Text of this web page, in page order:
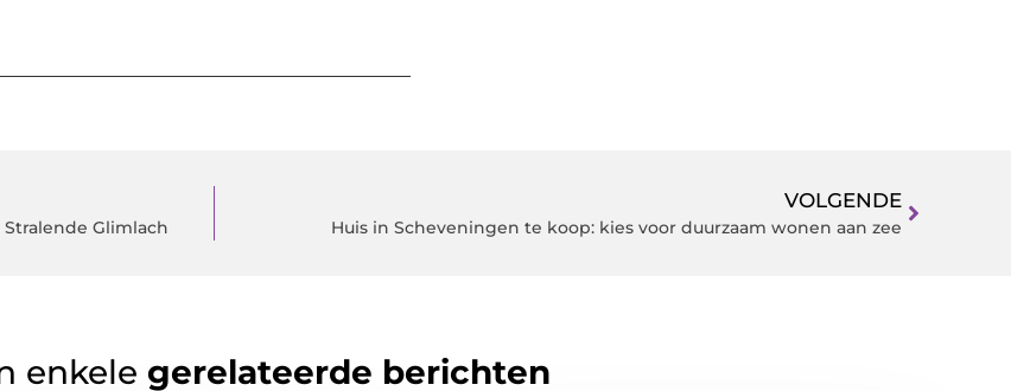
Glimlach
VOLGENDE
Huis in Scheveningen te koop: kies voor duurzaam wonen aan zee
enkele gerelateerde berichten